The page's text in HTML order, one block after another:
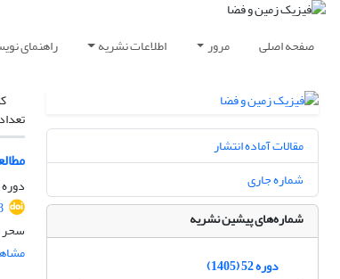
صفحه اصلی مرور اطلاعات نشریه راهنمای
دوره 32، شماره 1، بهار 1385، صفحه
سحر
مقالات آماده انتشار
شماره جاری
شماره‌های پیشین نشریه
دوره 52 (1405)